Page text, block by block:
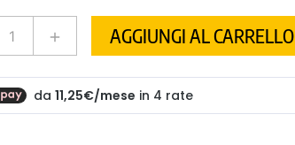
add AGGIUNGI AL CARRELLO